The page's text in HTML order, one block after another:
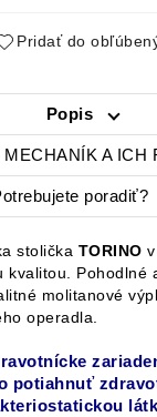
Pridať do
Popis
A ICH
poradiť?
stolička TORINO
kvalitou. Pohodlné
molitanové
operadla.
potiahnuť